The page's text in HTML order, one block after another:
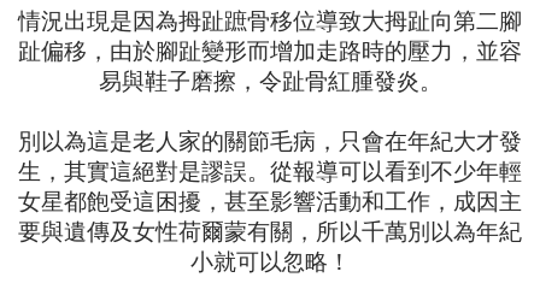
情況出現是因為拇趾蹠骨移位導致大拇趾向第二腳
趾偏移，由於腳趾變形而增加走路時的壓力，並容
易與鞋子磨擦，令趾骨紅腫發炎。
別以為這是老人家的關節毛病，只會在年紀大才發
生，其實這絕對是謬誤。從報導可以看到不少年輕
女星都飽受這困擾，甚至影響活動和工作，成因主
要與遺傳及女性荷爾蒙有關，所以千萬別以為年紀
小就可以忽略！